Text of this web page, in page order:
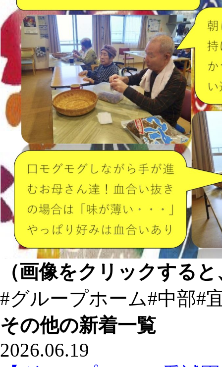
（画像をクリックする
#グループホーム#中部#
その他の新着一覧
2026.06.19